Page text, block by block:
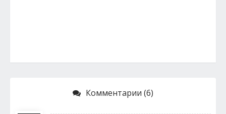
Комментарии (6)